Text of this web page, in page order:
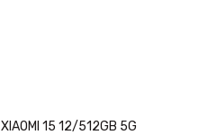
XIAOMI 15 12/512GB 5G